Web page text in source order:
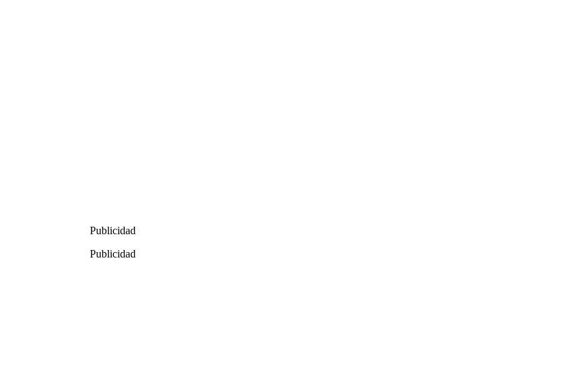
Publicidad
Publicidad